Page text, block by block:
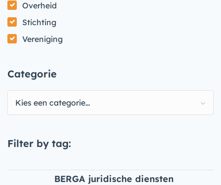
Overheid
Stichting
Vereniging
Categorie
Kies een categorie…
Filter by tag:
BERGA juridische diensten